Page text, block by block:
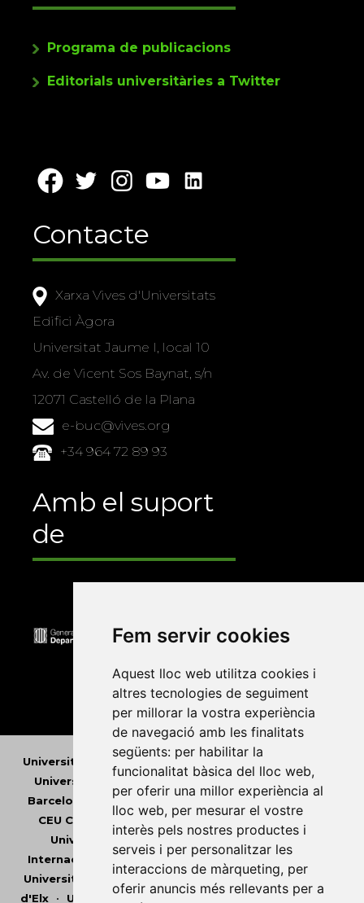
Fem servir cookies
Aquest lloc web utilitza cookies i
altres tecnologies de seguiment
per millorar la vostra experiència
de navegació amb les finalitats
següents: per habilitar la
funcionalitat bàsica del lloc web,
per oferir una millor experiència al
lloc web, per mesurar el vostre
interès pels nostres productes i
serveis i per personalitzar les
interaccions de màrqueting, per
oferir anuncis més rellevants per a
Programa de publicacions
Editorials universitàries a Twitter
Contacte
Xarxa Vives d'Universitats
Edifici Àgora
Universitat Jaume I, local 10
Av. de Vicent Sos Baynat, s/n
12071 Castelló de la Plana
e-buc@vives.org
+34 964 72 89 93
Amb el suport
de
Universitat Abat Oliba CEU • Universitat d'Alacant
Universitat d'Andorra•Universitat Autònoma de
Barcelona
Universitat de Barcelona •
Universitat
CEU Cardenal Herrera•Universitat de Girona
Universitat de les Illes Balears •
Universitat
Internacional de Catalunya
• Universitat Jaume I
Universitat de Lleida •
Universitat Miguel Hernández
d'Elx• Universitat Oberta de Catalunya • Universitat